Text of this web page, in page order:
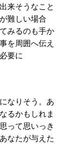
来そうなこと
難しい場合
みるのも手か
を周囲へ伝え
要に
なりそう。あ
るかもしれま
って思いっき
なたが与えた